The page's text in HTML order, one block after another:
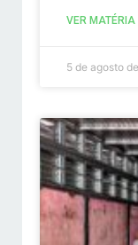
VER MATÉRIA
5 de agosto